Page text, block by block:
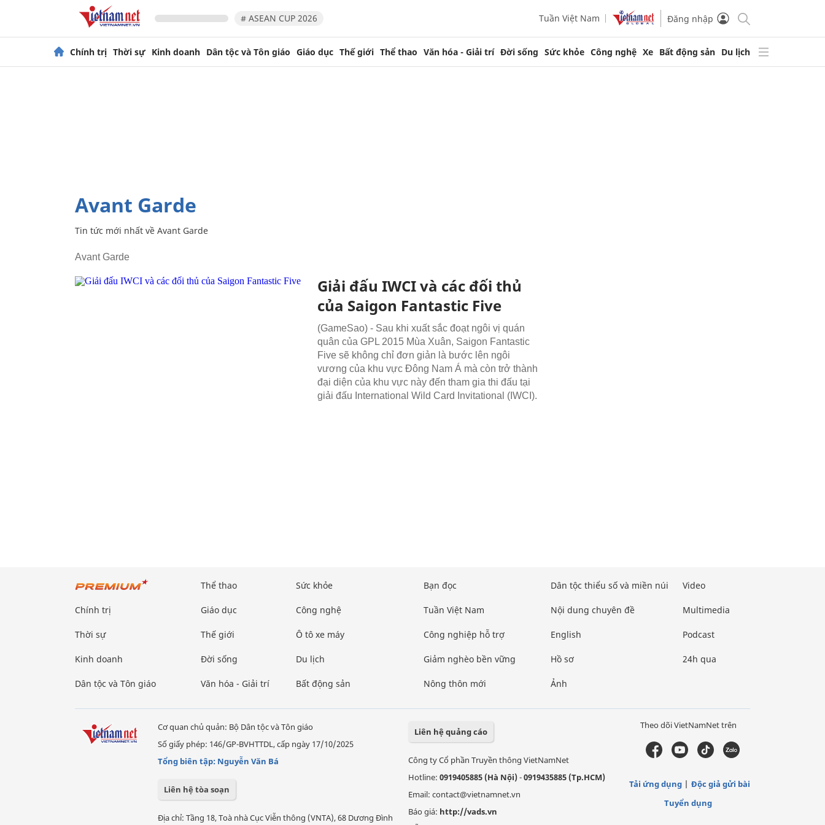
# ASEAN CUP 2026 Tuần Việt Nam Đăng nhập
Chính trị Thời sự Kinh doanh Dân tộc và Tôn giáo Giáo dục Thế giới Thể thao Văn hóa - Giải trí Đời sống Sức khỏe Công nghệ Xe Bất động sản Du lịch
Avant Garde
Tin tức mới nhất về Avant Garde
Avant Garde
Giải đấu IWCI và các đối thủ
của Saigon Fantastic Five
(GameSao) - Sau khi xuất sắc đoạt ngôi vị quán
quân của GPL 2015 Mùa Xuân, Saigon Fantastic
Five sẽ không chỉ đơn giản là bước lên ngôi
vương của khu vực Đông Nam Á mà còn trở thành
đại diện của khu vực này đến tham gia thi đấu tại
giải đấu International Wild Card Invitational (IWCI).
Chính trị
Thời sự
Kinh doanh
Dân tộc và Tôn giáo
Thể thao
Giáo dục
Thế giới
Đời sống
Văn hóa - Giải trí
Sức khỏe
Công nghệ
Ô tô xe máy
Du lịch
Bất động sản
Bạn đọc
Tuần Việt Nam
Công nghiệp hỗ trợ
Giảm nghèo bền vững
Nông thôn mới
Dân tộc thiểu số và miền núi
Nội dung chuyên đề
English
Hồ sơ
Ảnh
Video
Multimedia
Podcast
24h qua
Cơ quan chủ quản: Bộ Dân tộc và Tôn giáo
Số giấy phép: 146/GP-BVHTTDL, cấp ngày 17/10/2025
Tổng biên tập: Nguyễn Văn Bá
Liên hệ tòa soạn
Địa chỉ: Tầng 18, Toà nhà Cục Viễn thông (VNTA), 68 Dương Đình
Liên hệ quảng cáo
Công ty Cổ phần Truyền thông VietNamNet
Hotline: 0919405885 (Hà Nội)-0919435885 (Tp.HCM)
Email: contact@vietnamnet.vn
Báo giá: http://vads.vn
Theo dõi VietNamNet trên
Tải ứng dụng
Độc giả gửi bài
Tuyển dụng